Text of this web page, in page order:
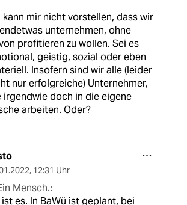
kann mir nicht vorstellen, dass wir
unternehmen, ohne
profitieren zu wollen. Sei es
geistig, sozial oder eben
Insofern sind wir alle (leider
nur erfolgreiche) Unternehmer,
irgendwie doch in die eigene
arbeiten. Oder?
, 12:31 Uhr
Mensch.:
es. In BaWü ist geplant, bei